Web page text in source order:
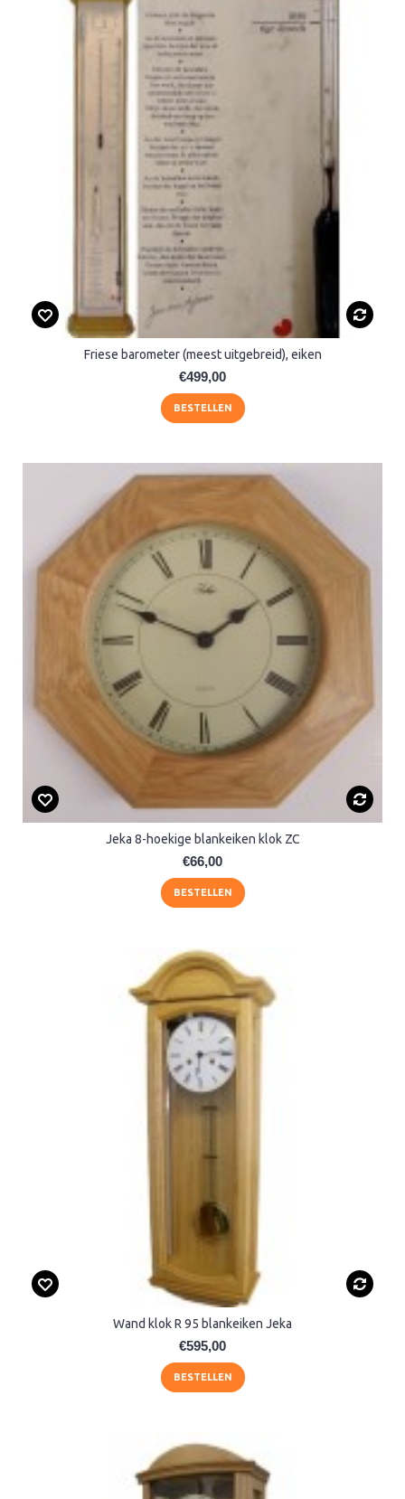
Friese barometer (meest uitgebreid), eiken
€499,00
BESTELLEN
Jeka 8-hoekige blankeiken klok ZC
€66,00
BESTELLEN
Wand klok R 95 blankeiken Jeka
€595,00
BESTELLEN